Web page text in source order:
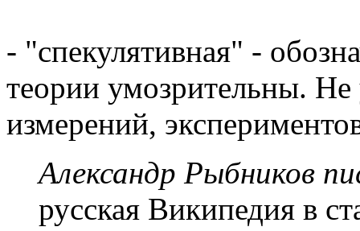
- "спекулятивная" -
теории умозрительны. Не
измерений,
Александр Рыбников
русская Википедия в